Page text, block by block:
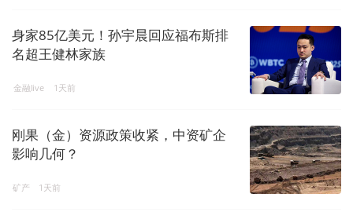
身家85亿美元！孙宇晨回应福布斯排
名超王健林家族
金融live 1天前
刚果（金）资源政策收紧，中资矿企
影响几何？
矿产 1天前